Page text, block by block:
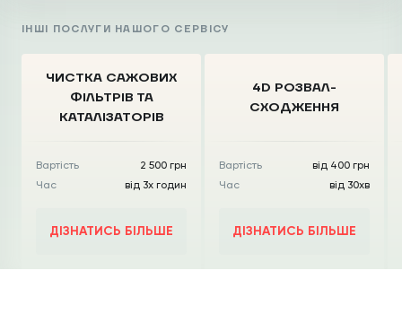
ІНШІ ПОСЛУГИ НАШОГО СЕРВІСУ
ЧИСТКА CАЖОВИХ
ФІЛЬТРІВ ТА
КАТАЛІЗАТОРІВ
Вартість
2 500 грн
Час
від 3х годин
ДІЗНАТИСЬ БІЛЬШЕ
4D РОЗВАЛ-
СХОДЖЕННЯ
Вартість
від 400 грн
Час
від 30хв
ДІЗНАТИСЬ БІЛЬШЕ